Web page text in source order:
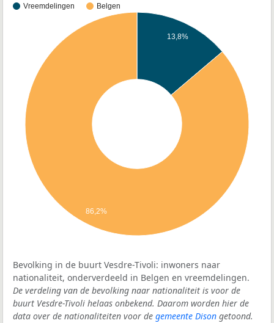
Vreemdelingen Belgen
13,8%
86,2%
Bevolking in de buurt Vesdre-Tivoli: inwoners naar
nationaliteit, onderverdeeld in Belgen en vreemdelingen.
De verdeling van de bevolking naar nationaliteit is voor de
buurt Vesdre-Tivoli helaas onbekend. Daarom worden hier de
data over de nationaliteiten voor de gemeente Dison getoond.